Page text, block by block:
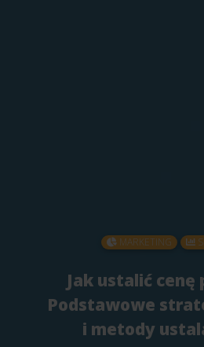
MARKETING
Jak ustalić cenę
Podstawowe
i metody